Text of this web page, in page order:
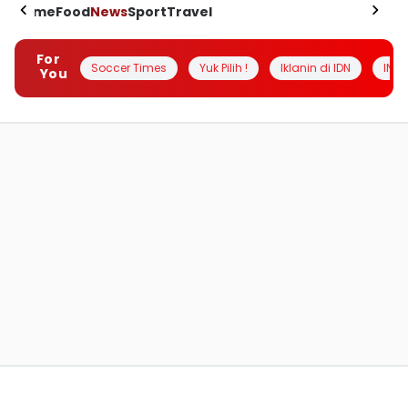
HomeFoodNewsSportTravel
For
You
Soccer Times Yuk Pilih ! Iklanin di IDN